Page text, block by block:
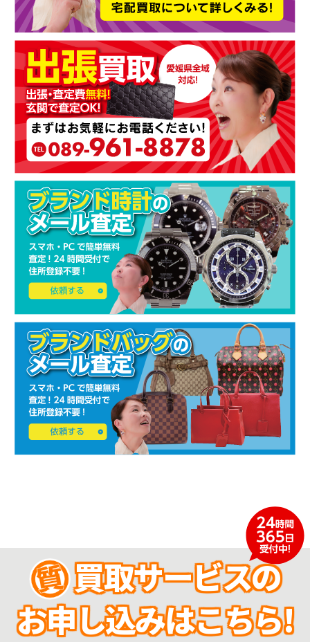
買取サービスの
お申し込みはこちら!